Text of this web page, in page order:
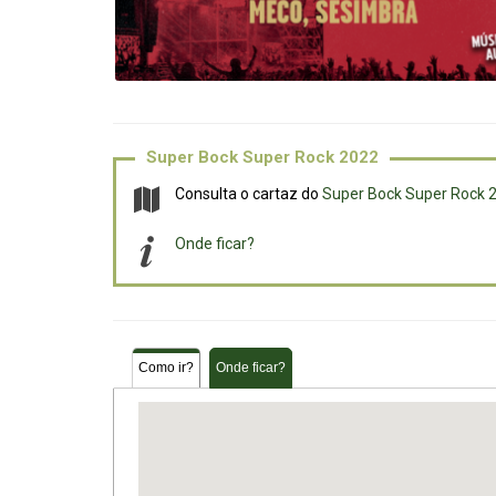
Super Bock Super Rock 2022
Consulta o cartaz do Super Bock Super Rock
Onde ficar?
Como ir? Onde ficar?